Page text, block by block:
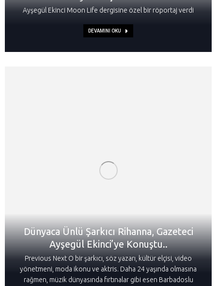
Ayşegül Ekinci Moon Life dergisine özel bir röportaj verdi
DEVAMINI OKU
Dünyaca Ünlü Şarkıcı Rihanna, Gazeteci
Ayşegül Ekinci’ye Konuştu..
Previous Next O bir şarkıcı, söz yazarı, kültür elçisi, video
yönetmeni, moda ikonu ve aktris. Daha 24 yaşında olmasına
rağmen, müzik dünyasında fırtınalar gibi esen Barbadoslu